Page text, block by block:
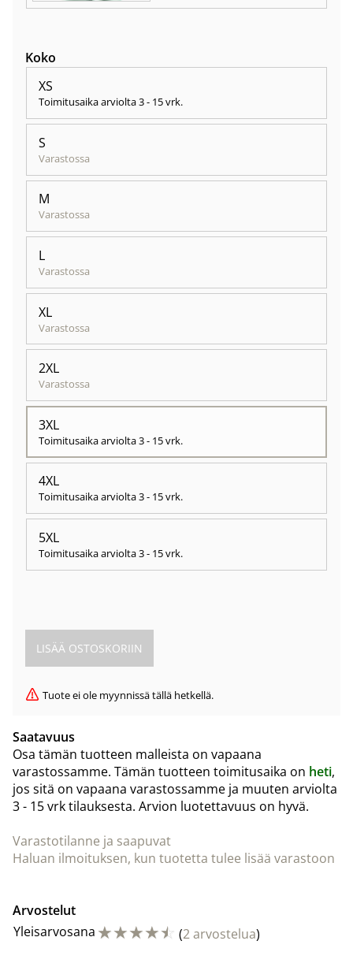
Koko
XS
Toimitusaika arviolta3 - 15 vrk.
S
Varastossa
M
Varastossa
L
Varastossa
XL
Varastossa
2XL
Varastossa
3XL
Toimitusaika arviolta3 - 15 vrk.
4XL
Toimitusaika arviolta3 - 15 vrk.
5XL
Toimitusaika arviolta3 - 15 vrk.
Tuote ei ole myynnissä tällä hetkellä.
Saatavuus
Osa tämän tuotteen malleista on vapaana
varastossamme. Tämän tuotteen toimitusaika on heti,
jos sitä on vapaana varastossamme ja muuten arviolta
3 - 15 vrktilauksesta. Arvion luotettavuus on hyvä.
Varastotilanne ja saapuvat
Haluan ilmoituksen, kun tuotetta tulee lisää varastoon
Arvostelut
Yleisarvosana ☆☆☆☆☆ (2 arvostelua)